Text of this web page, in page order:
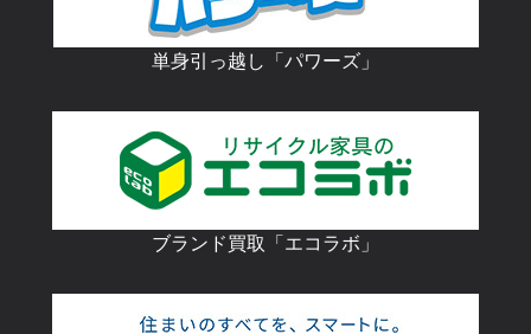
単身引っ越し「パワーズ」
ブランド買取「エコラボ」